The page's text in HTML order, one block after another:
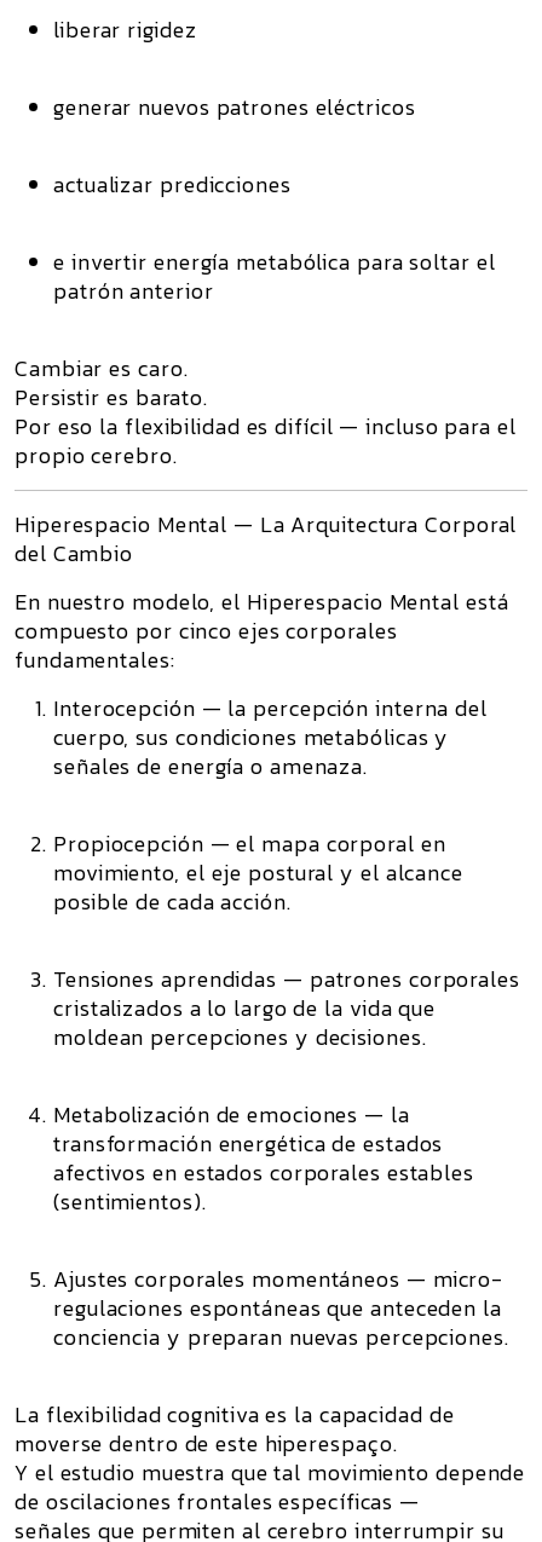
liberar rigidez
generar nuevos patrones eléctricos
actualizar predicciones
e invertir energía metabólica para soltar el
patrón anterior
Cambiar es caro.
Persistir es barato.
Por eso la flexibilidad es difícil — incluso para el
propio cerebro.
Hiperespacio Mental — La Arquitectura Corporal
del Cambio
En nuestro modelo, el Hiperespacio Mental está
compuesto por cinco ejes corporales
fundamentales:
Interocepción — la percepción interna del
cuerpo, sus condiciones metabólicas y
señales de energía o amenaza.
Propiocepción — el mapa corporal en
movimiento, el eje postural y el alcance
posible de cada acción.
Tensiones aprendidas — patrones corporales
cristalizados a lo largo de la vida que
moldean percepciones y decisiones.
Metabolización de emociones — la
transformación energética de estados
afectivos en estados corporales estables
(sentimientos).
Ajustes corporales momentáneos — micro-
regulaciones espontáneas que anteceden la
conciencia y preparan nuevas percepciones.
La flexibilidad cognitiva es la capacidad de
moverse dentro de este hiperespaço.
Y el estudio muestra que tal movimiento depende
de oscilaciones frontales específicas —
señales que permiten al cerebro interrumpir su